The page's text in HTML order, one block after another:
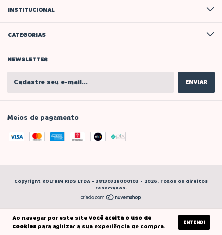
Ao navegar por este sitevocê aceita o uso de
cookies para agilizar a sua experiência de compra. ENTENDI
INSTITUCIONAL
CATEGORIAS
NEWSLETTER
Meios de pagamento
Copyright KOLTRIM KIDS LTDA - 38130328000103 - 2026. Todos os direitos
reservados.